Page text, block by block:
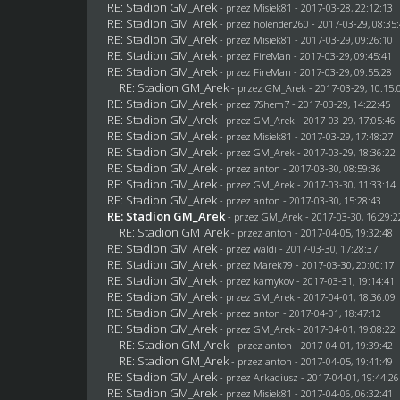
RE: Stadion GM_Arek - przez Misiek81 - 2017-03-28, 22:12:13
RE: Stadion GM_Arek - przez holender260 - 2017-03-29,
RE: Stadion GM_Arek - przez Misiek81 - 2017-03-29, 09:26:10
RE: Stadion GM_Arek - przez FireMan - 2017-03-29, 09:45:41
RE: Stadion GM_Arek - przez FireMan - 2017-03-29, 09:55:28
RE: Stadion GM_Arek - przezGM_Arek - 2017-03-29,
RE: Stadion GM_Arek - przez 7Shem7 - 2017-03-29, 14:22:45
RE: Stadion GM_Arek - przezGM_Arek - 2017-03-29, 17:05:46
RE: Stadion GM_Arek - przez Misiek81 - 2017-03-29, 17:48:27
RE: Stadion GM_Arek - przezGM_Arek - 2017-03-29, 18:36:22
RE: Stadion GM_Arek - przezanton - 2017-03-30, 08:59:36
RE: Stadion GM_Arek - przezGM_Arek - 2017-03-30, 11:33:14
RE: Stadion GM_Arek - przezanton - 2017-03-30, 15:28:43
RE: Stadion GM_Arek - przezGM_Arek - 2017-03-30,
RE: Stadion GM_Arek - przezanton - 2017-04-05, 19:32:48
RE: Stadion GM_Arek - przezwaldi - 2017-03-30, 17:28:37
RE: Stadion GM_Arek - przez Marek79 - 2017-03-30, 20:00:17
RE: Stadion GM_Arek - przez kamykov - 2017-03-31, 19:14:41
RE: Stadion GM_Arek - przezGM_Arek - 2017-04-01, 18:36:09
RE: Stadion GM_Arek - przezanton - 2017-04-01, 18:47:12
RE: Stadion GM_Arek - przezGM_Arek - 2017-04-01, 19:08:22
RE: Stadion GM_Arek - przezanton - 2017-04-01, 19:39:42
RE: Stadion GM_Arek - przezanton - 2017-04-05, 19:41:49
RE: Stadion GM_Arek - przezArkadiusz - 2017-04-01, 19:44:26
RE: Stadion GM_Arek - przez Misiek81 - 2017-04-06, 06:32:41